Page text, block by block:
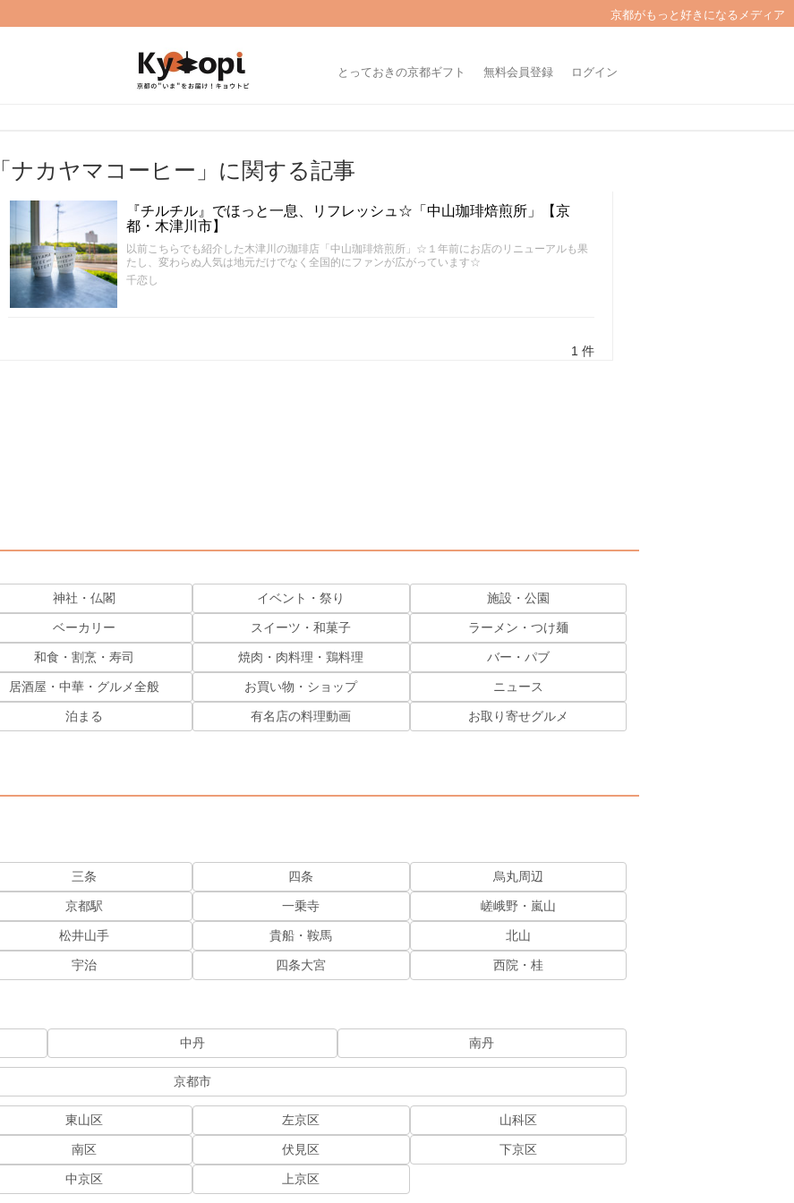
京都がもっと好きになるメディア
とっておきの京都ギフト 無料会員登録 ログイン
「ナカヤマコーヒー」に関する記事
『チルチル』でほっと一息、リフレッシュ☆「中山珈琲焙煎所」【京
都・木津川市】
以前こちらでも紹介した木津川の珈琲店「中山珈琲焙煎所」☆１年前にお店のリニューアルも果
たし、変わらぬ人気は地元だけでなく全国的にファンが広がっています☆
千恋し
1 件
神社・仏閣 イベント・祭り 施設・公園
ベーカリー スイーツ・和菓子 ラーメン・つけ麺
和食・割烹・寿司 焼肉・肉料理・鶏料理 バー・パブ
居酒屋・中華・グルメ全般 お買い物・ショップ ニュース
泊まる 有名店の料理動画 お取り寄せグルメ
三条 四条 烏丸周辺
京都駅 一乗寺 嵯峨野・嵐山
松井山手 貴船・鞍馬 北山
宇治 四条大宮 西院・桂
中丹 南丹
京都市
東山区 左京区 山科区
南区 伏見区 下京区
中京区 上京区